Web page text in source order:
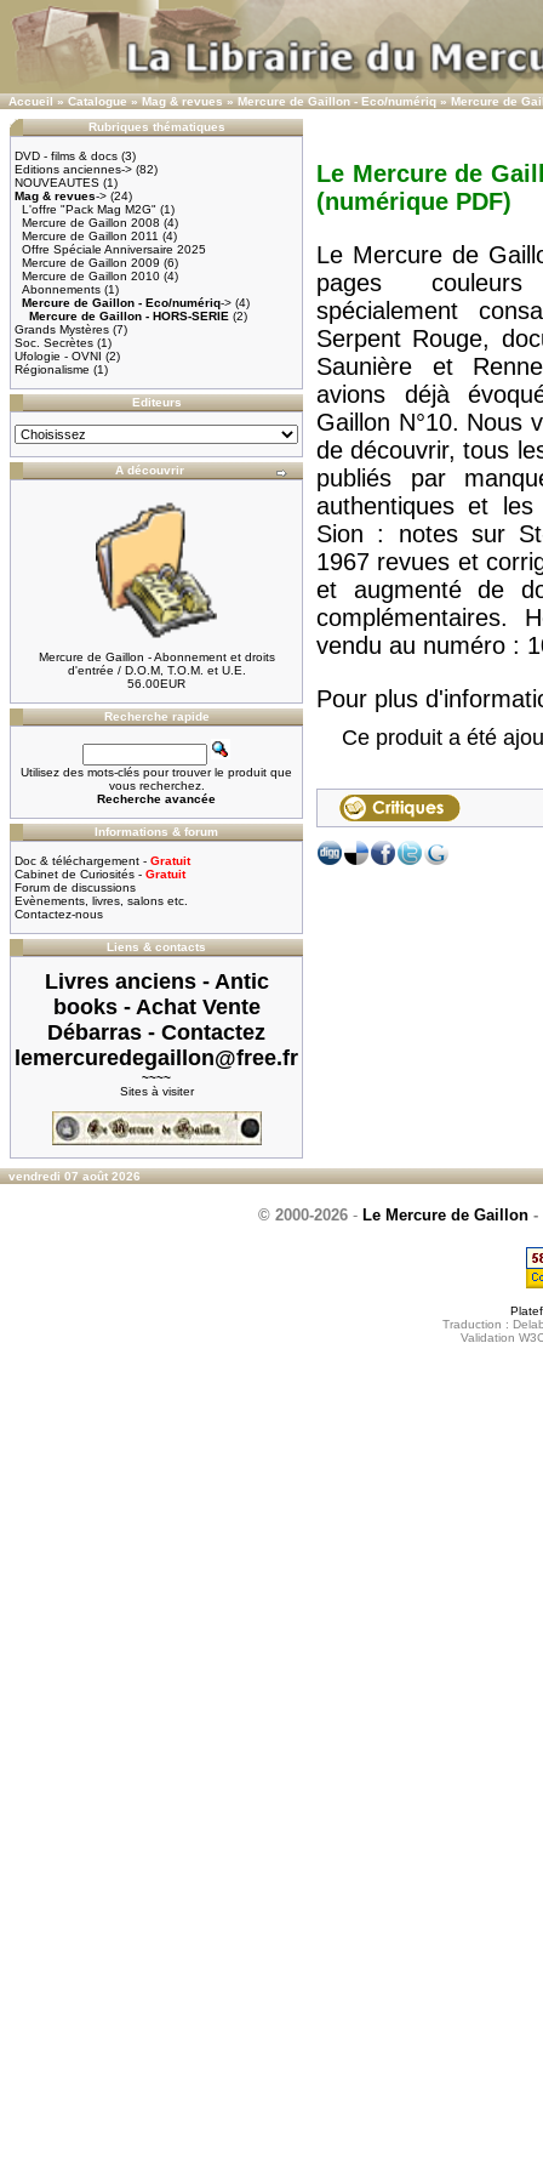
Accueil»Catalogue»Mag & revues»Mercure de Gaillon - Eco/numériq»Mercure de
Rubriques thématiques
DVD - films & docs (3)
Editions anciennes-> (82)
NOUVEAUTES (1)
Mag & revues-> (24)
L'offre "Pack Mag M2G" (1)
Mercure de Gaillon 2008 (4)
Mercure de Gaillon 2011 (4)
Offre Spéciale Anniversaire 2025
Mercure de Gaillon 2009 (6)
Mercure de Gaillon 2010 (4)
Abonnements (1)
Mercure de Gaillon - Eco/numériq-> (4)
Mercure de Gaillon - HORS-SERIE (2)
Grands Mystères (7)
Soc. Secrètes (1)
Ufologie - OVNI (2)
Régionalisme (1)
Editeurs
A découvrir
Mercure de Gaillon - Abonnement et droits
d'entrée / D.O.M, T.O.M. et U.E.
56.00EUR
Recherche rapide
Utilisez des mots-clés pour trouver le produit que
vous recherchez.
Recherche avancée
Informations & forum
Doc & téléchargement - Gratuit
Cabinet de Curiosités - Gratuit
Forum de discussions
Evènements, livres, salons etc.
Contactez-nous
Liens & contacts
Livres anciens - Antic
books - Achat Vente
Débarras - Contactez
lemercuredegaillon@free.fr
~~~~
Sites à visiter
Le Mercure de
(numérique PDF)
Le Mercure de
pages
spécialement
Serpent Rouge,
Saunière et
avions déjà
Gaillon N°10. Nous
de découvrir, tous
publiés par
authentiques et
Sion : notes sur
1967 revues et
et augmenté de
complémentaires.
vendu au numéro :
Pour plus
Ce produit a été
vendredi 07 août 2026
© 2000-2026 - Le Mercure de Gaillon -
Traduction :
Validation